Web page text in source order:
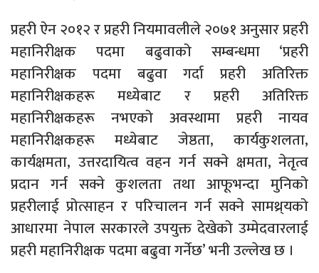
प्रहरी ऐन २०१२ र प्रहरी नियमावलीले २०७१ अनुसार प्रहरी
महानिरीक्षक पदमा बढुवाको सम्बन्धमा ‘प्रहरी
महानिरीक्षक पदमा बढुवा गर्दा प्रहरी अतिरिक्त
महानिरीक्षकहरू मध्येबाट र प्रहरी अतिरिक्त
महानिरीक्षकहरू नभएको अवस्थामा प्रहरी नायव
महानिरीक्षकहरू मध्येबाट जेष्ठता, कार्यकुशलता,
कार्यक्षमता, उत्तरदायित्व वहन गर्न सक्ने क्षमता, नेतृत्व
प्रदान गर्न सक्ने कुशलता तथा आफूभन्दा मुनिको
प्रहरीलाई प्रोत्साहन र परिचालन गर्न सक्ने सामथ्र्यको
आधारमा नेपाल सरकारले उपयुक्त देखेको उम्मेदवारलाई
प्रहरी महानिरीक्षक पदमा बढुवा गर्नेछ’ भनी उल्लेख छ ।